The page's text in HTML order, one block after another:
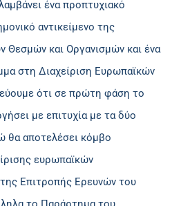
ένα προπτυχιακό
αντικείμενο της
Θεσμών και Οργανισμών και ένα
στη Διαχείριση Ευρωπαϊκών
ότι σε πρώτη φάση το
με επιτυχία με τα δύο
θα αποτελέσει κόμβο
ευρωπαϊκών
Επιτροπής Ερευνών του